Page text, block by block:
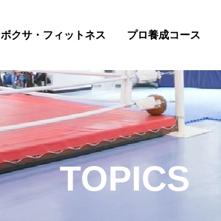
ボクサ・フィットネス プロ養成コース
TOPICS